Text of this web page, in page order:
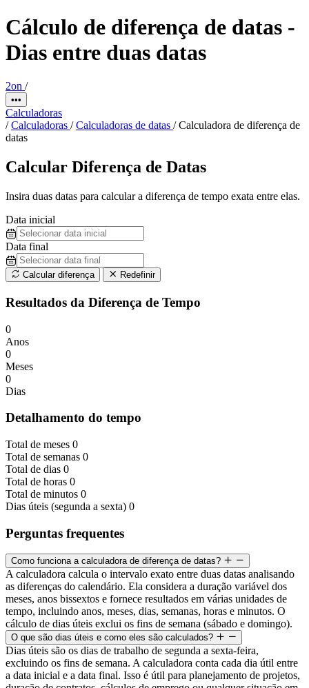
Cálculo de diferença de datas -
Dias entre duas datas
2on /
•••
Calculadoras
/ Calculadoras / Calculadoras de datas / Calculadora de diferença de
datas
Calcular Diferença de Datas
Insira duas datas para calcular a diferença de tempo exata entre elas.
Data inicial
Data final
Calcular diferença Redefinir
Resultados da Diferença de Tempo
0
Anos
0
Meses
0
Dias
Detalhamento do tempo
Total de meses 0
Total de semanas 0
Total de dias 0
Total de horas 0
Total de minutos 0
Dias úteis (segunda a sexta) 0
Perguntas frequentes
Como funciona a calculadora de diferença de datas?
A calculadora calcula o intervalo exato entre duas datas analisando
as diferenças do calendário. Ela considera a duração variável dos
meses, anos bissextos e fornece resultados em várias unidades de
tempo, incluindo anos, meses, dias, semanas, horas e minutos. O
cálculo de dias úteis exclui os fins de semana (sábado e domingo).
O que são dias úteis e como eles são calculados?
Dias úteis são os dias de trabalho de segunda a sexta-feira,
excluindo os fins de semana. A calculadora conta cada dia útil entre
a data inicial e a data final. Isso é útil para planejamento de projetos,